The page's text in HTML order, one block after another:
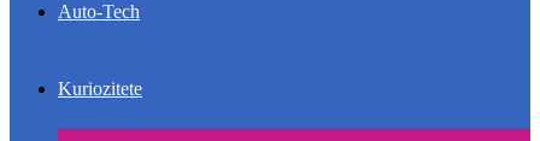
Auto-Tech
Kuriozitete